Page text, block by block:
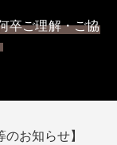
卒ご理解・ご協
お知らせ】